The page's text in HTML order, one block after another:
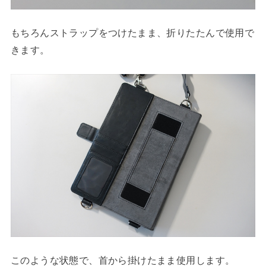
もちろんストラップをつけたまま、折りたたんで使用で
きます。
このような状態で、首から掛けたまま使用します。